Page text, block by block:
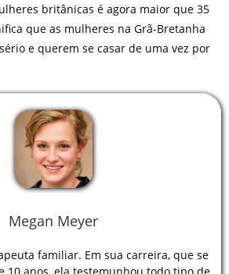
britânicas é agora maior que 35
que as mulheres na Grã-Bretanha
e querem se casar de uma vez por
Megan Meyer
familiar. Em sua carreira, que se